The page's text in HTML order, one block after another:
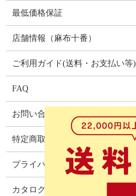
最低価格保証
店舗情報（麻布十番）
ご利用ガイド(送料・お支払い等)
FAQ
お問い合わせ
特定商取引法に基づく表記
プライバシーポリシー
カタログ